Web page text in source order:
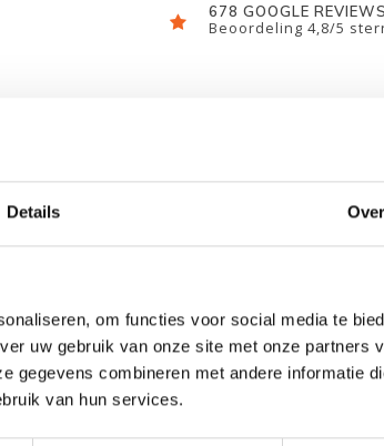
Details Over
om functies voor social media te
uw gebruik van onze site met onze partners
gegevens combineren met andere informatie
van hun services.
678 GOOGLE REVIEWS
Beoordeling 4,8/5
kanopolo peddel is ook goed geschikt voor